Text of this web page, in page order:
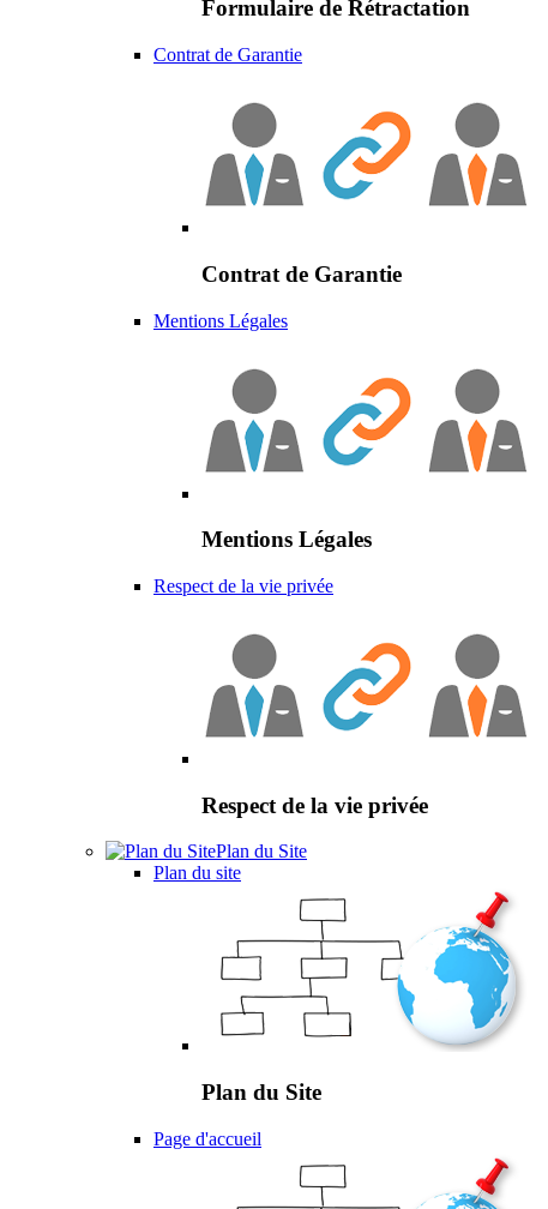
Formulaire de Rétractation
Contrat de Garantie
Contrat de Garantie
Mentions Légales
Mentions Légales
Respect de la vie privée
Respect de la vie privée
Plan du Site
Plan du site
Plan du Site
Page d'accueil